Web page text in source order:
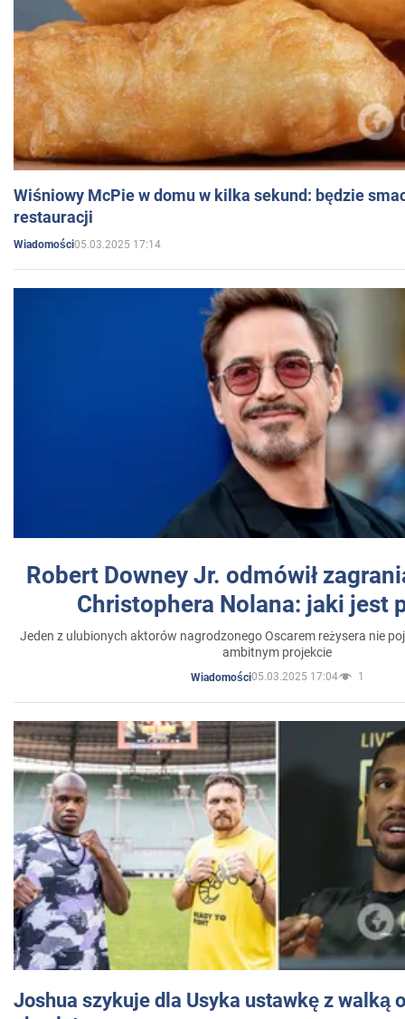
Wiśniowy McPie w domu w kilka sekund: będzie
restauracji
Wiadomości05.03.2025 17:14
Robert Downey Jr. odmówił
Christophera Nolana: jaki jest
Jeden z ulubionych aktorów nagrodzonego Oscarem reżysera nie
ambitnym projekcie
Wiadomości05.03.2025 17:04 1
Joshua szykuje dla Usyka ustawkę z walką